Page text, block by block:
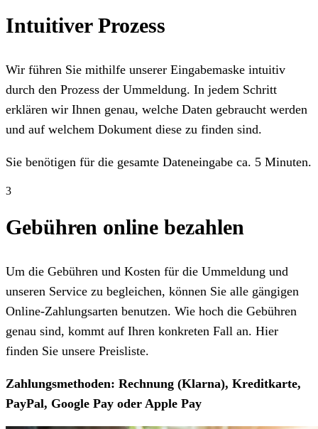
Intuitiver Prozess
Wir führen Sie mithilfe unserer Eingabemaske intuitiv
durch den Prozess der Ummeldung. In jedem Schritt
erklären wir Ihnen genau, welche Daten gebraucht werden
und auf welchem Dokument diese zu finden sind.
Sie benötigen für die gesamte Dateneingabe ca. 5 Minuten.
3
Gebühren online bezahlen
Um die Gebühren und Kosten für die Ummeldung und
unseren Service zu begleichen, können Sie alle gängigen
Online-Zahlungsarten benutzen. Wie hoch die Gebühren
genau sind, kommt auf Ihren konkreten Fall an. Hier
finden Sie unsere Preisliste.
Zahlungsmethoden: Rechnung (Klarna), Kreditkarte,
PayPal, Google Pay oder Apple Pay